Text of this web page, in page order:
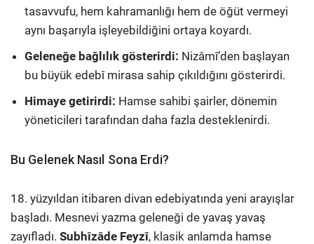
tasavvufu, hem kahramanlığı hem de öğüt vermeyi
aynı başarıyla işleyebildiğini ortaya koyardı.
Geleneğe bağlılık gösterirdi: Nizâmî’den başlayan
bu büyük edebî mirasa sahip çıkıldığını gösterirdi.
Himaye getirirdi: Hamse sahibi şairler, dönemin
yöneticileri tarafından daha fazla desteklenirdi.
Bu Gelenek Nasıl Sona Erdi?
18. yüzyıldan itibaren divan edebiyatında yeni arayışlar
başladı. Mesnevi yazma geleneği de yavaş yavaş
zayıfladı. Subhîzâde Feyzî, klasik anlamda hamse